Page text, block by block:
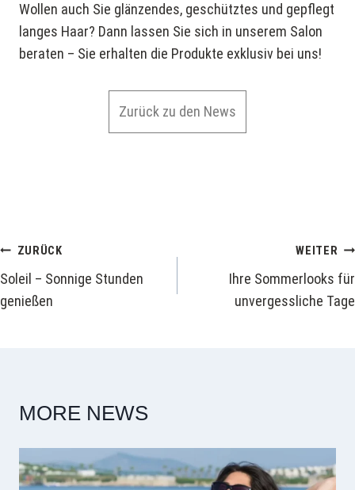
Wollen auch Sie glänzendes, geschütztes und gepflegt
langes Haar? Dann lassen Sie sich in unserem Salon
beraten – Sie erhalten die Produkte exklusiv bei uns!
Zurück zu den News
Beitragsnavigation
ZURÜCK
Soleil – Sonnige Stunden
genießen
WEITER
Ihre Sommerlooks für
unvergessliche Tage
MORE NEWS